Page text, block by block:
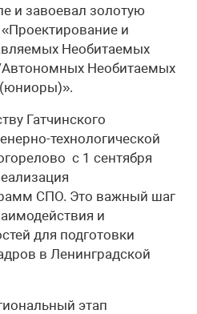
и завоевал золотую
и
Необитаемых
Необитаемых
Гатчинского
технологической
с 1 сентября
СПО. Это важный шаг
и
для подготовки
в Ленинградской
этап